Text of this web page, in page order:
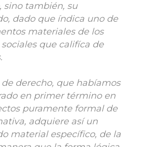
sino también, su
dado que índica uno de
materiales de los
que califíca de
de derecho, que habíamos
en primer término en
puramente formal de
adquiere así un
material específico, de la